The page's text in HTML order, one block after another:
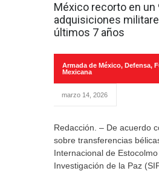
México recorto en un
adquisiciones
últimos 7 años
Armada de México, Defensa,
Mexicana
marzo 14, 2026
Redacción. – De acuerdo
sobre transferencias
Internacional de
Investigación de la Paz